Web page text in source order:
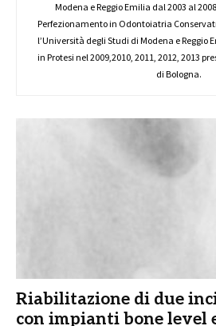
Modena e Reggio Emilia dal 2003 al
Perfezionamento in Odontoiatria
l’Università degli Studi di Modena e Reggio
in Protesi nel 2009,2010, 2011, 2012, 2013
di Bologna.
Riabilitazione di due
con impianti bone level